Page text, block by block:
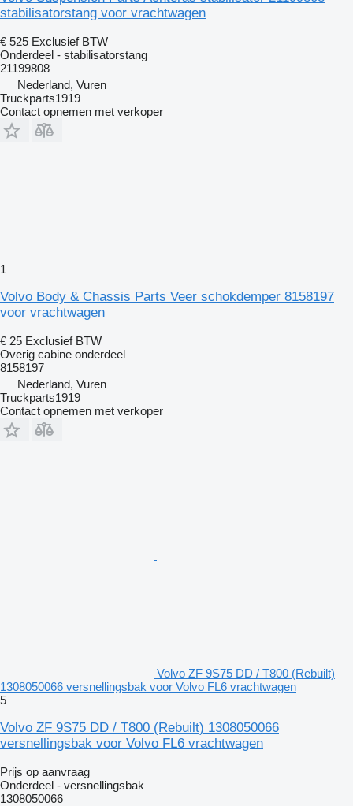
stabilisatorstang voor vrachtwagen
€ 525 Exclusief BTW
Onderdeel - stabilisatorstang
21199808
Nederland, Vuren
Truckparts1919
Contact opnemen met verkoper
1
Volvo Body & Chassis Parts Veer schokdemper 8158197
voor vrachtwagen
€ 25 Exclusief BTW
Overig cabine onderdeel
8158197
Nederland, Vuren
Truckparts1919
Contact opnemen met verkoper
Volvo ZF 9S75 DD / T800 (Rebuilt)
1308050066 versnellingsbak voor Volvo FL6 vrachtwagen
5
Volvo ZF 9S75 DD / T800 (Rebuilt) 1308050066
versnellingsbak voor Volvo FL6 vrachtwagen
Prijs op aanvraag
Onderdeel - versnellingsbak
1308050066